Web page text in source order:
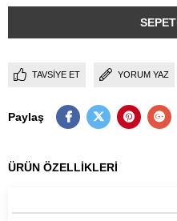
TAVSIYE ET YORUM YAZ
Paylaş
ÜRÜN ÖZELLIKLERI